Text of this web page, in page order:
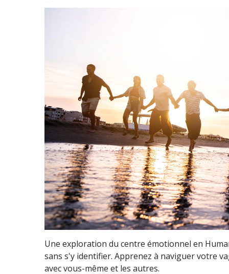
Une exploration du centre émotionnel en
sans s'y identifier. Apprenez à naviguer votre
avec vous-même et les autres.